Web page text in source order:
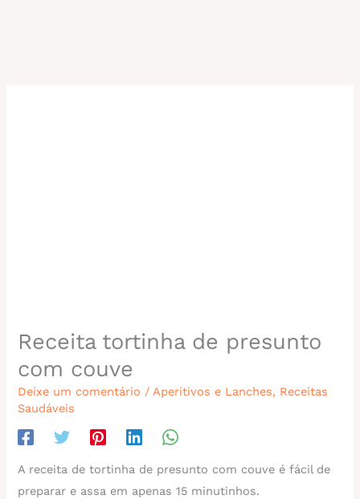
Receita tortinha de presunto
com couve
Deixe um comentário /Aperitivos e Lanches, Receitas
Saudáveis
A receita de tortinha de presunto com couve é fácil de
preparar e assa em apenas 15 minutinhos.